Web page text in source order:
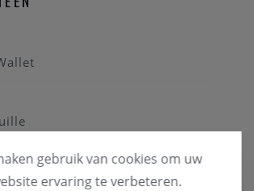
geselecteerd leder en geassembleerd
ook een duurzame en verantwoorde
Wallet Original is de perfecte keuze voor
minimalistisch design met maximale
gebruik van cookies om uw
ervaring te verbeteren.